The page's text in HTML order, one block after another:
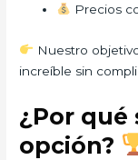
Precios
Nuestro
increíble sin
¿Por qué
opción?